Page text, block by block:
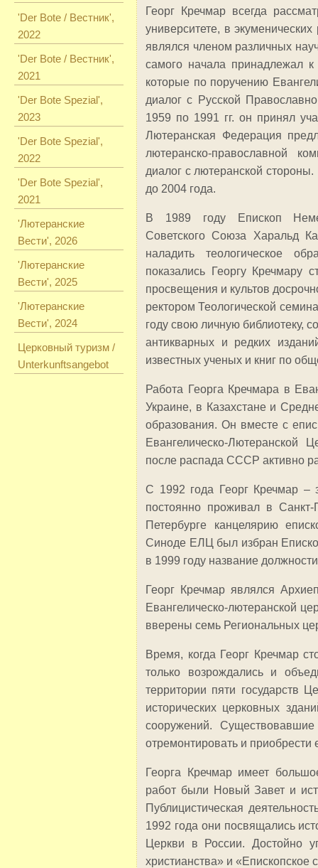
'Der Bote / Вестник',
2022
'Der Bote / Вестник',
2021
'Der Bote Spezial',
2023
'Der Bote Spezial',
2022
'Der Bote Spezial',
2021
'Лютеранские
Вести', 2026
'Лютеранские
Вести', 2025
'Лютеранские
Вести', 2024
Церковный туризм /
Unterkunftsangebot
Георг Кречмар всегда
университете, в
являлся членом различных
самого начала принадлежал к
которые по поручению
диалог с Русской
1959 по 1991 гг. он принял
Лютеранская Федерация
лютеранско-православной
диалог с лютеранской
до 2004 года.
В 1989 году Епископ
Советского Союза Харальд
наладить теологическое
показались Георгу Кречмару
просвещения и культов
ректором Теологической
году свою личную библиотеку,
антикварных и редких
известных ученых и книг по
Работа Георга Кречмара в
Украине, в Казахстане и
образования. Он вместе с
Евангелическо-
после распада СССР активно
С 1992 года Георг Кречмар –
постоянно проживал в Санкт-
Петербурге канцелярию
Синоде ЕЛЦ был избран
в 1999 году название
Георг Кречмар являлся
Евангелическо-лютеранской
вверены семь Региональных
Время, когда Георг Кречмар
только возрождались и
территории пяти государств
исторических церковных
сооружений.
отремонтировать и
Георга Кречмар имеет
работ были Новый Завет и
Публицистическая
1992 года они посвящались
Церкви в России. Достойно
христианства» и «Епископское